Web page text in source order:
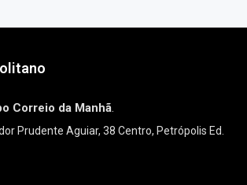
Correio da Manhã.
Prudente Aguiar, 38 Centro, Petrópolis Ed.